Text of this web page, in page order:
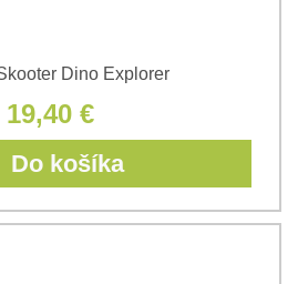
Dino Explorer
19,40 €
košíka